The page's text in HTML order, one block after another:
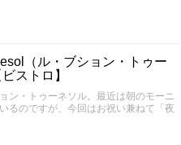
（ル・ブション・トゥー
ストロ】
ン・トゥーネソル。最近は朝のモーニ
るのですが、今回はお祝い兼ねて「夜